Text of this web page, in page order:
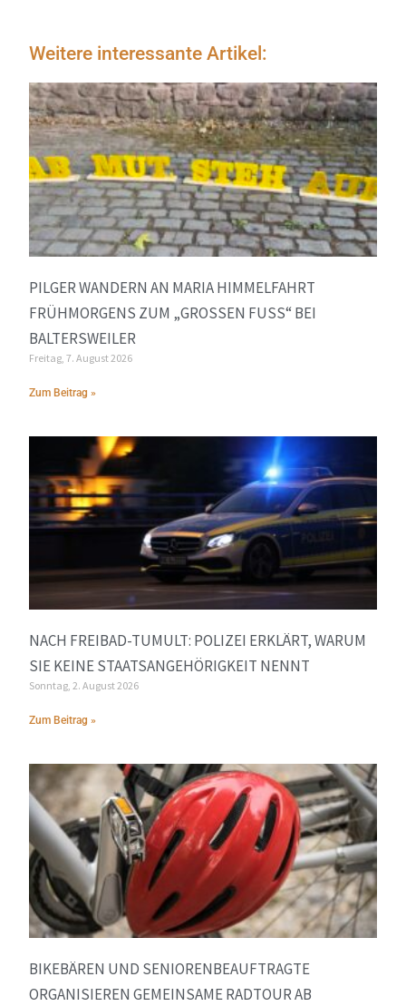
Weitere interessante Artikel:
PILGER WANDERN AN MARIA HIMMELFAHRT
FRÜHMORGENS ZUM „GROSSEN FUSS“ BEI BA
LTERSWEILER
Freitag, 7. August 2026
Zum Beitrag »
NACH FREIBAD-TUMULT: POLIZEI ERKLÄRT, WARUM
SIE KEINE STAATSANGEHÖRIGKEIT NENNT
Sonntag, 2. August 2026
Zum Beitrag »
BIKEBÄREN UND SENIORENBEAUFTRAGTE
ORGANISIEREN GEMEINSAME RADTOUR AB